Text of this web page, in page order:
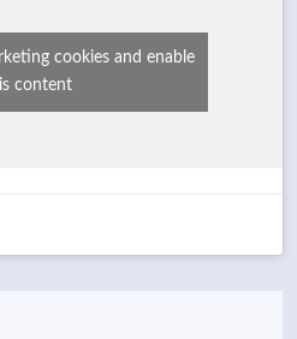
cookies and enable
content